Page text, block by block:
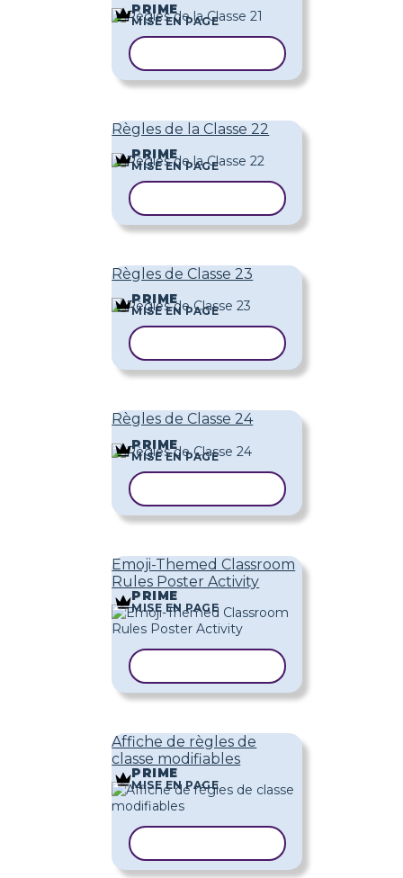
PRIME
MISE EN PAGE
Règles de la Classe 22
PRIME
MISE EN PAGE
Règles de Classe 23
PRIME
MISE EN PAGE
Règles de Classe 24
PRIME
MISE EN PAGE
Emoji-Themed Classroom
Rules Poster Activity
PRIME
MISE EN PAGE
Affiche de règles de
classe modifiables
PRIME
MISE EN PAGE